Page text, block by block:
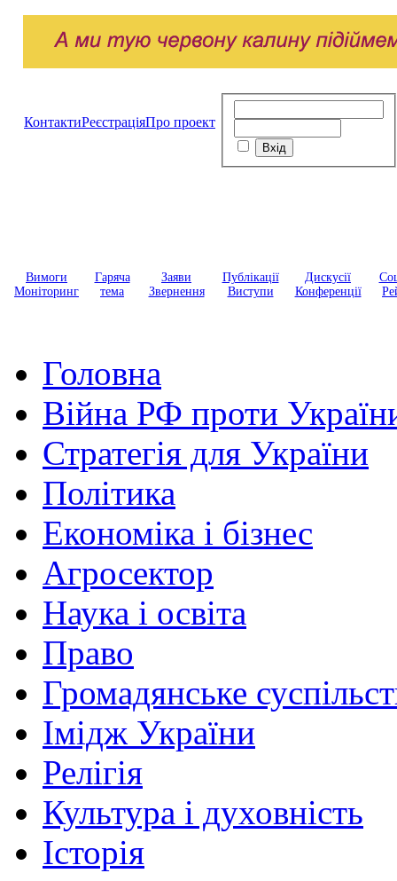
КонтактиРеєстраціяПро проект
Вимоги
Моніторинг
Гаряча
тема
Заяви
Звернення
Публікації
Виступи
Дискусії
Конференції
Головна
Війна РФ проти
Стратегія для України
Політика
Економіка і бізнес
Агросектор
Наука і освіта
Право
Громадянське
Імідж України
Релігія
Культура і духовність
Історія